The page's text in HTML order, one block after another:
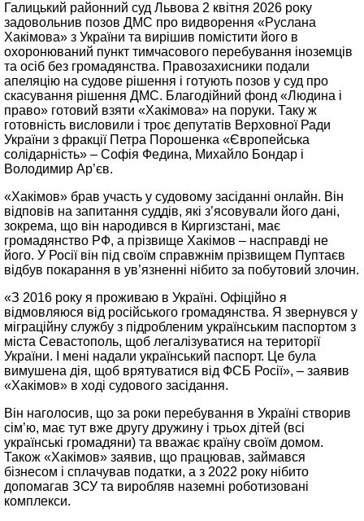
Галицький районний суд Львова 2 квітня 2026 року
задовольнив позов ДМС про видворення «Руслана
Хакімова» з України та вирішив помістити його в
охоронюваний пункт тимчасового перебування іноземців
та осіб без громадянства. Правозахисники подали
апеляцію на судове рішення і готують позов у суд про
скасування рішення ДМС. Благодійний фонд «Людина і
право» готовий взяти «Хакімова» на поруки. Таку ж
готовність висловили і троє депутатів Верховної Ради
України з фракції Петра Порошенка «Європейська
солідарність» – Софія Федина, Михайло Бондар і
Володимир Ар’єв.
«Хакімов» брав участь у судовому засіданні онлайн. Він
відповів на запитання суддів, які з’ясовували його дані,
зокрема, що він народився в Киргизстані, має
громадянство РФ, а прізвище Хакімов – насправді не
його. У Росії він під своїм справжнім прізвищем Пуптаєв
відбув покарання в ув’язненні нібито за побутовий злочин.
«З 2016 року я проживаю в Україні. Офіційно я
відмовляюся від російського громадянства. Я звернувся у
міграційну службу з підробленим українським паспортом з
міста Севастополь, щоб легалізуватися на території
України. І мені надали український паспорт. Це була
вимушена дія, щоб врятуватися від ФСБ Росії», ‒ заявив
«Хакімов» в ході судового засідання.
Він наголосив, що за роки перебування в Україні створив
сім’ю, має тут вже другу дружину і трьох дітей (всі
українські громадяни) та вважає країну своїм домом.
Також «Хакімов» заявив, що працював, займався
бізнесом і сплачував податки, а з 2022 року нібито
допомагав ЗСУ та виробляв наземні роботизовані
комплекси.